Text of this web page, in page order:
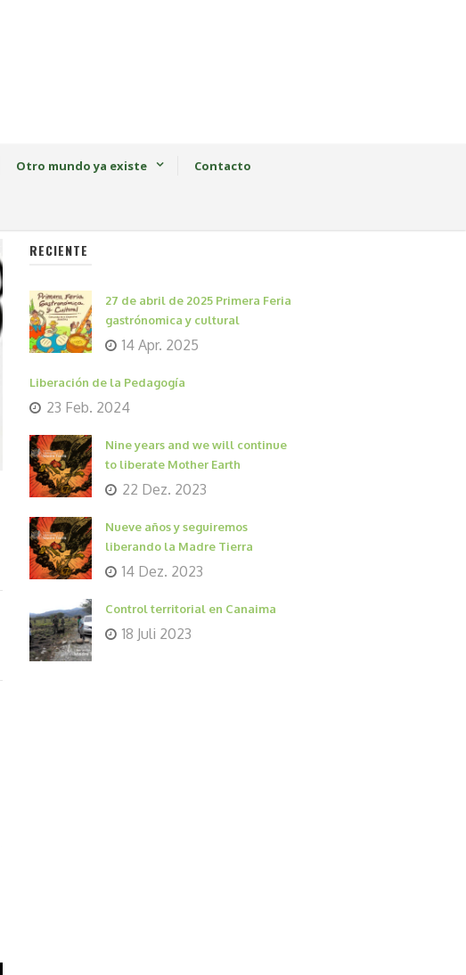
Otro mundo ya existe Contacto
RECIENTE
27 de abril de 2025 Primera Feria
gastrónomica y cultural
14 Apr. 2025
Liberación de la Pedagogía
23 Feb. 2024
Nine years and we will continue
to liberate Mother Earth
22 Dez. 2023
Nueve años y seguiremos
liberando la Madre Tierra
14 Dez. 2023
Control territorial en Canaima
18 Juli 2023